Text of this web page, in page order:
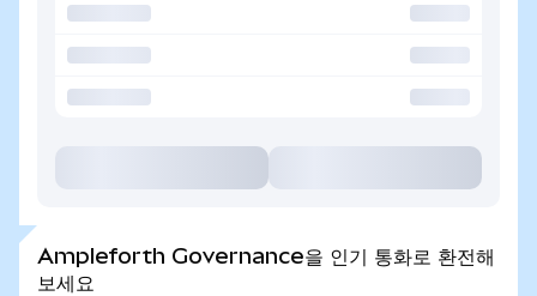
Ampleforth Governance을 인기 통화로 환전해
보세요